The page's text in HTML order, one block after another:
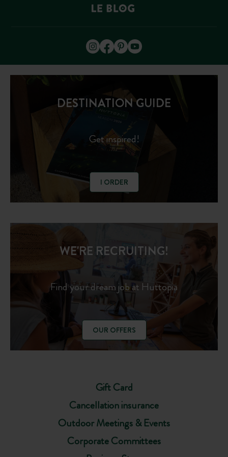
DESTINATION GUIDE
Get inspired!
I ORDER
Gift Card
Cancellation insurance
Outdoor Meetings & Events
Corporate Committees
WE'RE RECRUITING!
Find your dream job at Huttopia
OUR OFFERS